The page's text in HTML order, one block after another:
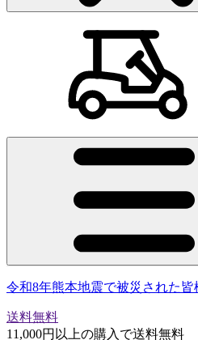
令和8年熊本地震で被災された皆
送料無料
11,000円以上の購入で送料無料